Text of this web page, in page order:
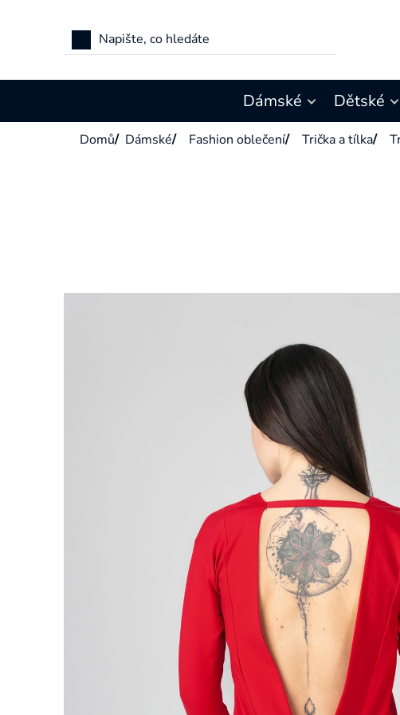
Dámské Dětské
Domů/ Dámské/ Fashion oblečení/ Trička a tílka/